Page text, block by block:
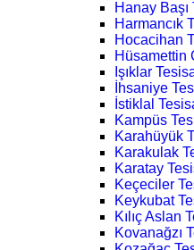
Hanay Başı
Harmancık
Hocacihan
Hüsamettin
Işıklar
İhsaniye
İstiklal
Kampüs
Karahüyük
Karakulak
Karatay
Keçeciler
Keykubat
Kılıç Aslan
Kovanağzı